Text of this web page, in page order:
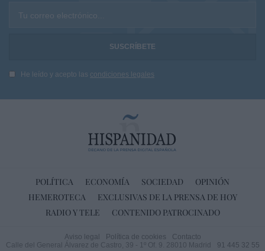
Tu correo electrónico...
He leído y acepto las condiciones legales
POLÍTICA ECONOMÍA SOCIEDAD
OPINIÓN
HEMEROTECA
EXCLUSIVAS DE LA PRENSA DE HOY
RADIO Y TELE
CONTENIDO PATROCINADO
Aviso legal Política de cookies
Contacto
Calle del General Álvarez de Castro, 39 - 1º Of. 9. 28010 Madrid
91 445 32 55